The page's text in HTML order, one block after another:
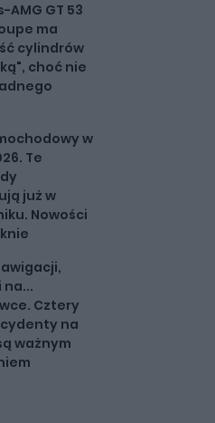
AMG GT 53
ma
cylindrów
choć nie
w
Te
już w
Nowości
Cztery
na
ważnym